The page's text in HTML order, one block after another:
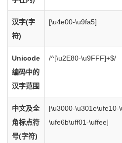
汉字(字
符)
[\u4e00-\u9fa5]
Unicode
编码中的
汉字范围
/^[\u2E80-\u9FFF]+$/
中文及全
角标点符
号(字符)
[\u3000-\u301e\ufe10-
\ufe6b\uff01-\uffee]